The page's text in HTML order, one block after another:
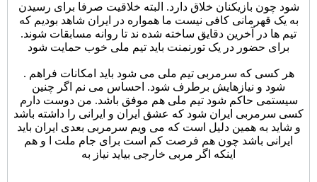
شود چون بازیکنان خلاق دارد. البته خلاقیت صرفا برای رسیدن
به یک قهرمانی کافی نیست ما همواره در ایران شاهد بودیم که
تیم ها در آخرین دقایق ساخته شده ند تا روانه مسابقات شوند.
برای حضور در یک تورنمنت باید تیم ملی خوب حمایت شود
. هر کسی که سرمربی تیم ملی می شود باید امکانات فراهم
شود و نیازهایش برطرف شود. احساس می نم اگر چنین
سیستمی حاکم شود تیم ملی هم موفق باشد. من دوست دارم
کسی سرمربی ایران شود که عشق ایران و ایرانی را داشته باشد
و شاید به همین دلیل است که می ویم سرمربی بعدی ایران باید
ایرانی باشد چون هم فرصت کم است برای جام ملت ا و هم
اینکه اگر مربی خارجی بیاید نیاز به